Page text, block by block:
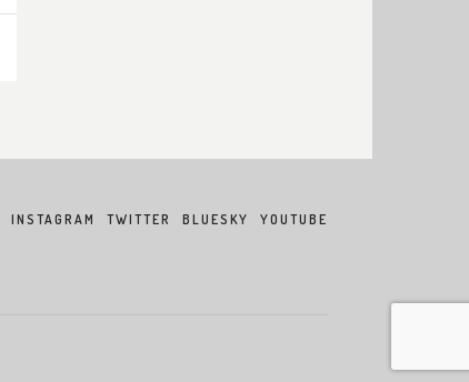
INSTAGRAM TWITTER BLUESKY YOUTUBE